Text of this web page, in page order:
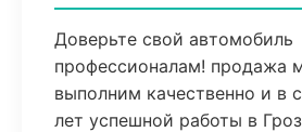
Доверьте свой автомобиль
профессионалам! продажа
выполним качественно и в
лет успешной работы в